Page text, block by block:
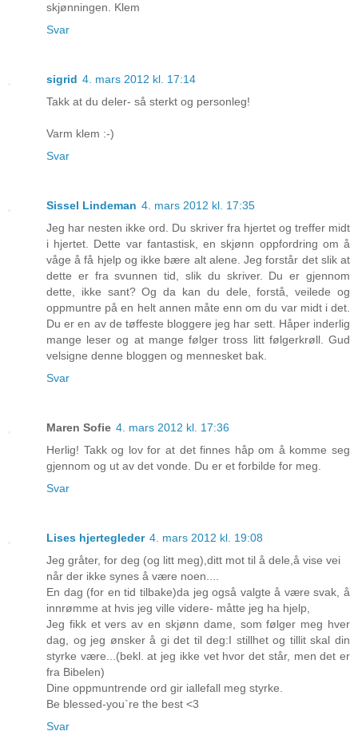
skjønningen. Klem
Svar
sigrid 4. mars 2012 kl. 17:14
Takk at du deler- så sterkt og personleg!
Varm klem :-)
Svar
Sissel Lindeman 4. mars 2012 kl. 17:35
Jeg har nesten ikke ord. Du skriver fra hjertet og treffer midt
i hjertet. Dette var fantastisk, en skjønn oppfordring om å
våge å få hjelp og ikke bære alt alene. Jeg forstår det slik at
dette er fra svunnen tid, slik du skriver. Du er gjennom
dette, ikke sant? Og da kan du dele, forstå, veilede og
oppmuntre på en helt annen måte enn om du var midt i det.
Du er en av de tøffeste bloggere jeg har sett. Håper inderlig
mange leser og at mange følger tross litt følgerkrøll. Gud
velsigne denne bloggen og mennesket bak.
Svar
Maren Sofie 4. mars 2012 kl. 17:36
Herlig! Takk og lov for at det finnes håp om å komme seg
gjennom og ut av det vonde. Du er et forbilde for meg.
Svar
Lises hjertegleder 4. mars 2012 kl. 19:08
Jeg gråter, for deg (og litt meg),ditt mot til å dele,å vise vei
når der ikke synes å være noen....
En dag (for en tid tilbake)da jeg også valgte å være svak, å
innrømme at hvis jeg ville videre- måtte jeg ha hjelp,
Jeg fikk et vers av en skjønn dame, som følger meg hver
dag, og jeg ønsker å gi det til deg:I stillhet og tillit skal din
styrke være...(bekl. at jeg ikke vet hvor det står, men det er
fra Bibelen)
Dine oppmuntrende ord gir iallefall meg styrke.
Be blessed-you`re the best <3
Svar